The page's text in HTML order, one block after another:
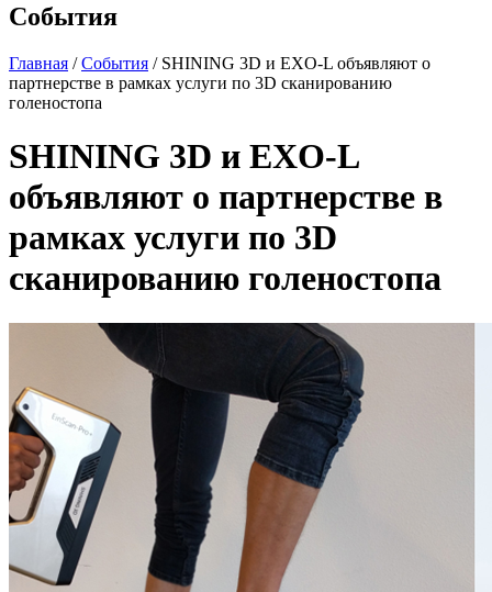
События
Главная /События / SHINING 3D и EXO-L объявляют о
партнерстве в рамках услуги по 3D сканированию
голеностопа
SHINING 3D и EXO-L
объявляют о партнерстве в
рамках услуги по 3D
сканированию голеностопа